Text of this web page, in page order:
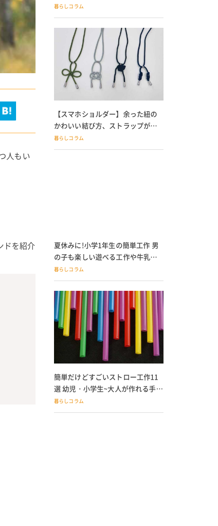
人もい
ドを紹介
の飾り方も
暮らしコラム
【スマホショルダー】余った紐の
かわいい結び方、ストラップが落
ちる人必見
暮らしコラム
夏休みに!小学1年生の簡単工作 男
の子も楽しい遊べる工作や牛乳パ
ック貯金箱も
暮らしコラム
簡単だけどすごいストロー工作11
選 幼児・小学生~大人が作れる手作
りおもちゃ
暮らしコラム